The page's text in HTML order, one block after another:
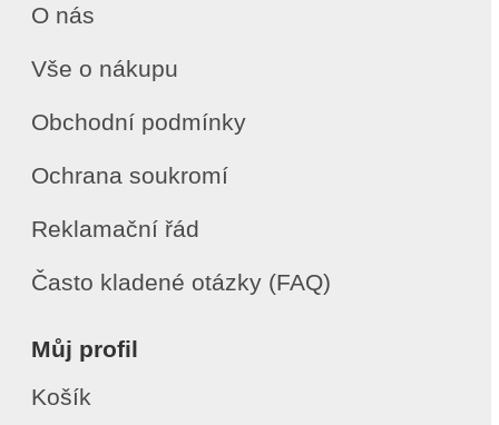
O nás
Vše o nákupu
Obchodní podmínky
Ochrana soukromí
Reklamační řád
Často kladené otázky (FAQ)
Můj profil
Košík